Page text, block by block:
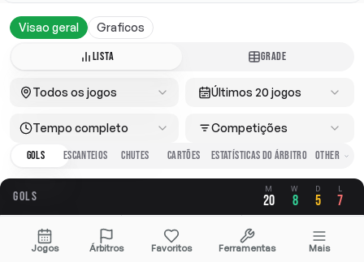
Visao geral Graficos
LISTA GRADE
Todos os jogos Últimos 20 jogos
Tempo completo
Competições
GOLS
ESCANTEIOS CHUTES CARTÕES ESTATÍSTICAS DO ÁRBITRO
GOLS M
20
W
8
D
5
L
7
GERAL
3.05
A FAVOR
1.50
CONTRA
1.55
Jogos Árbitros Favoritos Ferramentas Mais